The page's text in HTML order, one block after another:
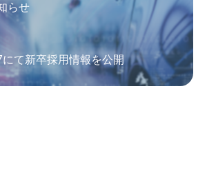
らせ
て新卒採用情報を公開